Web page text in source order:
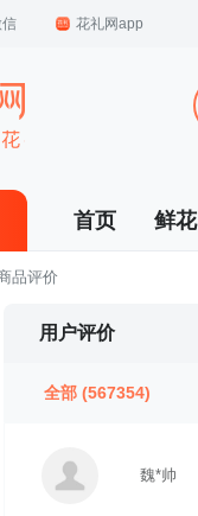
信 花礼网app
首页 鲜花
品评价
用户评价
全部 (567354)
魏*帅